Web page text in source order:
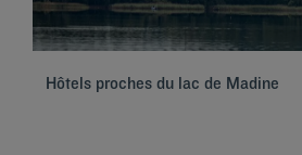
Hôtels proches du lac de Madine